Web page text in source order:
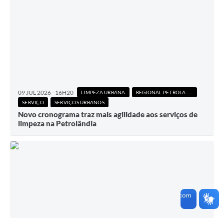
09 JUL 2026 - 16H20 LIMPEZA URBANA
SERVIÇO
SERVIÇOS URBANOS
Novo cronograma traz mais agilidade aos serviços de
limpeza na Petrolândia